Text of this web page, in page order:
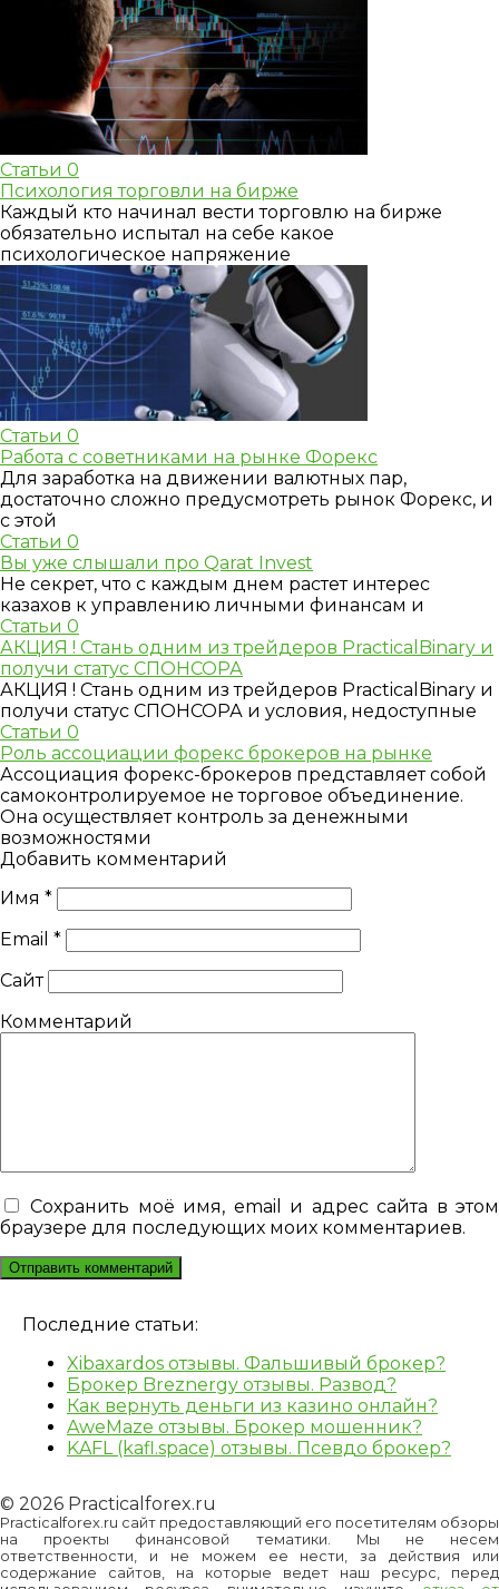
Статьи 0
Психология торговли на бирже
Каждый кто начинал вести торговлю на бирже
обязательно испытал на себе какое
психологическое напряжение
Статьи 0
Работа с советниками на рынке Форекс
Для заработка на движении валютных пар,
достаточно сложно предусмотреть рынок Форекс, и
с этой
Статьи 0
Вы уже слышали про Qarat Invest
Не секрет, что с каждым днем растет интерес
казахов к управлению личными финансам и
Статьи 0
АКЦИЯ ! Стань одним из трейдеров PracticalBinary и
получи статус СПОНСОРА
АКЦИЯ ! Стань одним из трейдеров PracticalBinary и
получи статус СПОНСОРА и условия, недоступные
Статьи 0
Роль ассоциации форекс брокеров на рынке
Ассоциация форекс-брокеров представляет собой
самоконтролируемое не торговое объединение.
Она осуществляет контроль за денежными
возможностями
Добавить комментарий
Имя *
Email *
Сайт
Комментарий
Сохранить моё имя, email и адрес сайта в этом
браузере для последующих моих комментариев.
Последние статьи:
Xibaxardos отзывы. Фальшивый брокер?
Брокер Breznergy отзывы. Развод?
Как вернуть деньги из казино онлайн?
AweMaze отзывы. Брокер мошенник?
KAFL (kafl.space) отзывы. Псевдо брокер?
© 2026 Practicalforex.ru
Practicalforex.ru сайт предоставляющий его посетителям обзоры
на проекты финансовой тематики. Мы не несем
ответственности, и не можем ее нести, за действия или
содержание сайтов, на которые ведет наш ресурс, перед